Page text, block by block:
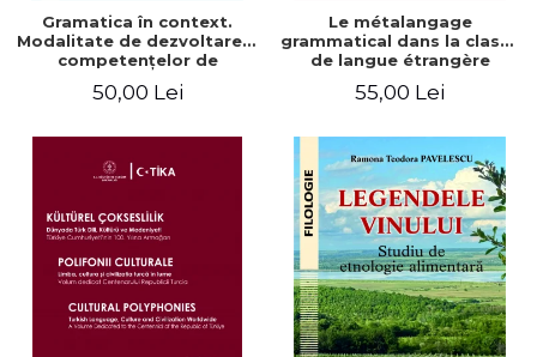
Gramatica în context.
Modalitate de dezvoltare a
competenţelor de
limbii franceze
50,00 Lei
Le métalangage
grammatical dans la classe
de langue étrangère
55,00 Lei